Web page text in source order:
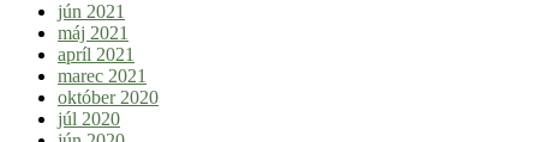
jún 2021
máj 2021
apríl 2021
marec 2021
október 2020
júl 2020